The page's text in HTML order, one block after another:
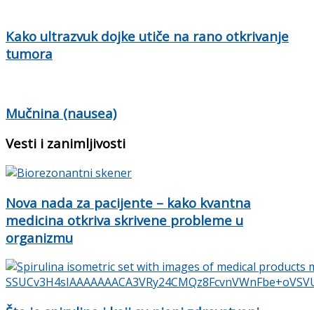
Kako ultrazvuk dojke utiče na rano otkrivanje
tumora
Mučnina (nausea)
Vesti i zanimljivosti
Nova nada za pacijente – kako kvantna
medicina otkriva skrivene probleme u
organizmu